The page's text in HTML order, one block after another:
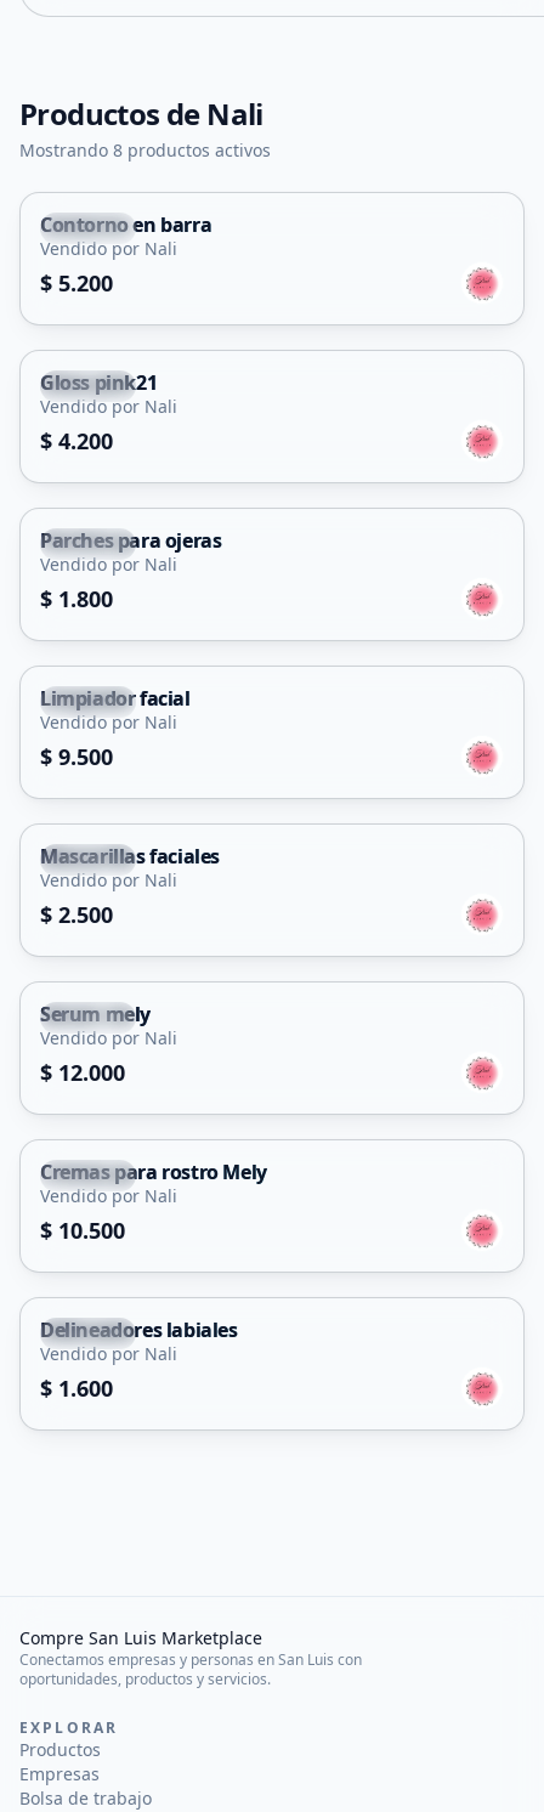
Productos de Nali
Mostrando 8 productos activos
Capital
Contorno en barra
Vendido por Nali
$ 5.200
Capital
Gloss pink21
Vendido por Nali
$ 4.200
Capital
Parches para ojeras
Vendido por Nali
$ 1.800
Capital
Limpiador facial
Vendido por Nali
$ 9.500
Capital
Mascarillas faciales
Vendido por Nali
$ 2.500
Capital
Serum mely
Vendido por Nali
$ 12.000
Capital
Cremas para rostro Mely
Vendido por Nali
$ 10.500
Capital
Delineadores labiales
Vendido por Nali
$ 1.600
Compre San Luis Marketplace
Conectamos empresas y personas en San Luis con
oportunidades, productos y servicios.
EXPLORAR
Productos
Empresas
Bolsa de trabajo